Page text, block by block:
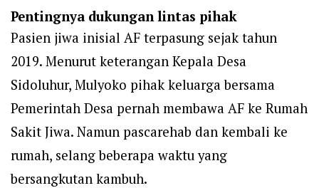
Pentingnya dukungan lintas pihak
Pasien jiwa inisial AF terpasung sejak tahun
2019. Menurut keterangan Kepala Desa
Sidoluhur, Mulyoko pihak keluarga bersama
Pemerintah Desa pernah membawa AF ke Rumah
Sakit Jiwa. Namun pascarehab dan kembali ke
rumah, selang beberapa waktu yang
bersangkutan kambuh.